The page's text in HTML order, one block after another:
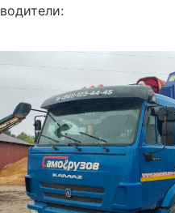
водители: